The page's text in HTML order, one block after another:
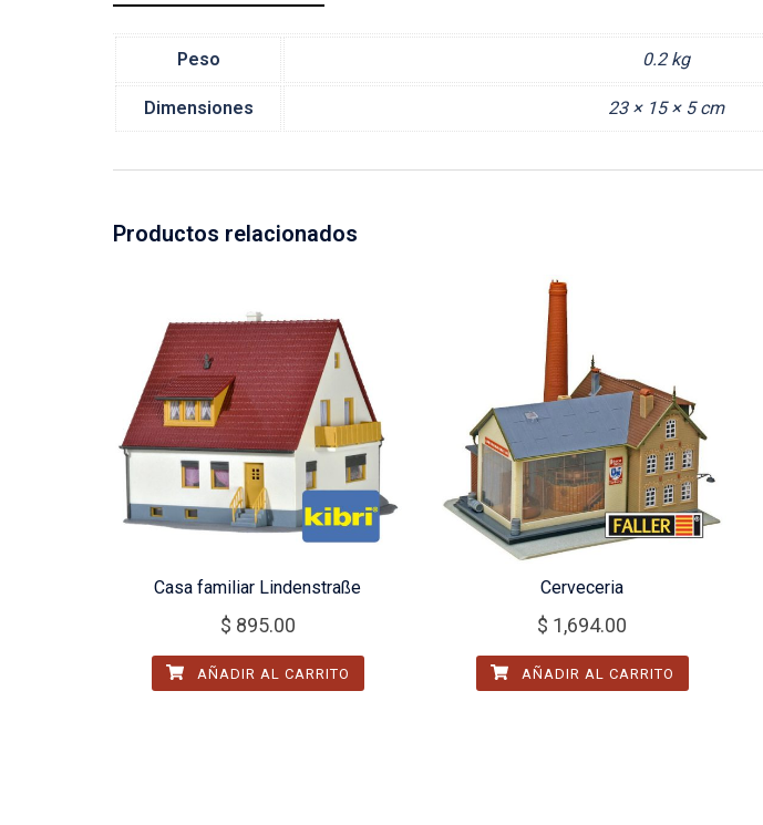
Peso 0.2 kg
Dimensiones 23 × 15 × 5 cm
Productos relacionados
Casa familiar Lindenstraße
$ 895.00
AÑADIR AL CARRITO
Cerveceria
$ 1,694.00
AÑADIR AL CARRITO